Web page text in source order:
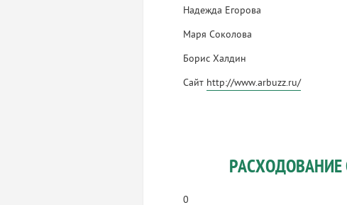
Надежда Егорова
Маря Соколова
Борис Халдин
Сайт http://www.arbuzz.ru/
РАСХОДОВАНИЕ
0